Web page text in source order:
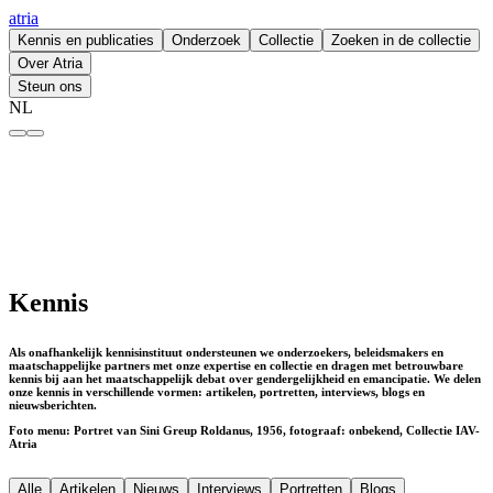
atria
Kennis en publicaties Onderzoek Collectie
Zoeken in de collectie
Over Atria
Steun ons
NL
Kennis
Als onafhankelijk kennisinstituut ondersteunen we onderzoekers, beleidsmakers en
maatschappelijke partners met onze expertise en collectie en dragen met betrouwbare
kennis bij aan het maatschappelijk debat over gendergelijkheid en emancipatie.​ We delen
onze kennis in verschillende vormen: artikelen, portretten, interviews, blogs en
nieuwsberichten.
Foto menu: Portret van Sini Greup Roldanus, 1956, fotograaf: onbekend, Collectie IAV-
Atria
Alle Artikelen Nieuws Interviews Portretten Blogs